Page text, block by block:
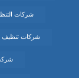
شركات
شركات تنظيف